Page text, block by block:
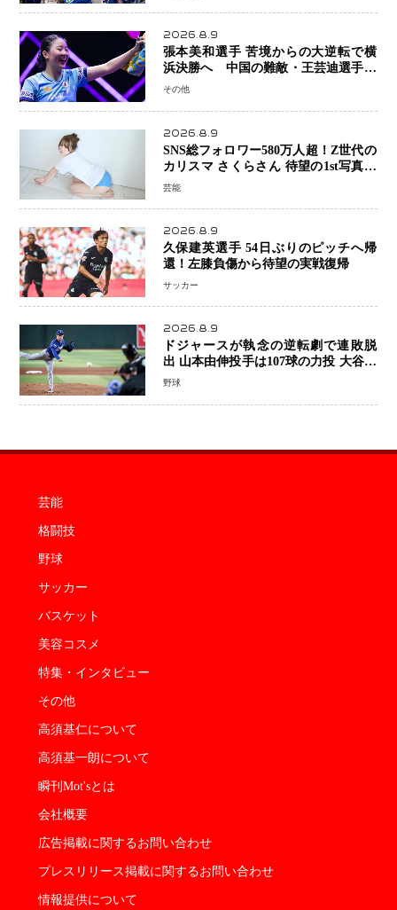
2026.8.9
張本美和選手 苦境からの大逆転で横
浜決勝へ 中国の難敵・王芸迪選手を
撃破「ここからまた行くぞ」兄・智和
その他
2026.8.9
SNS総フォロワー580万人超！Z世代の
カリスマ さくらさん 待望の1st写真集
が11月5日発売決定 沖縄で“今しか残
芸能
2026.8.9
久保建英選手 54日ぶりのピッチへ帰
還！左膝負傷から待望の実戦復帰
サッカー
2026.8.9
ドジャースが執念の逆転劇で連敗脱
出 山本由伸投手は107球の力投 大谷翔
平選手が延長10回に勝利を呼び込む一
野球
芸能
格闘技
野球
サッカー
バスケット
美容コスメ
特集・インタビュー
その他
高須基仁について
高須基一朗について
瞬刊Mot'sとは
会社概要
広告掲載に関するお問い合わせ
プレスリリース掲載に関するお問い合わせ
情報提供について